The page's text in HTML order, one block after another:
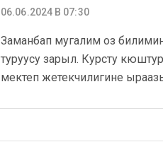
06.06.2024 В 07:30
Заманбап мугалим оз
туруусу зарыл. Курсту
мектеп жетекчилигине